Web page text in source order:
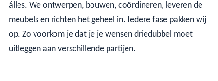
álles. We ontwerpen, bouwen, coördineren, leveren de
meubels en richten het geheel in. Iedere fase pakken wij
op. Zo voorkom je dat je je wensen driedubbel moet
uitleggen aan verschillende partijen.